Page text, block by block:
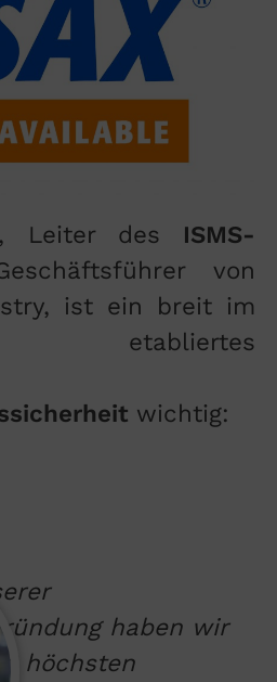
Leiter des ISMS-
von
ist ein breit im
etabliertes
wichtig:
haben wir
höchsten